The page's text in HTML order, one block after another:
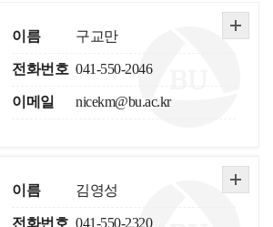
이름 구교만
전화번호 041-550-2046
이메일 nicekm@bu.ac.kr
이름 김영성
전화번호 041-550-2320